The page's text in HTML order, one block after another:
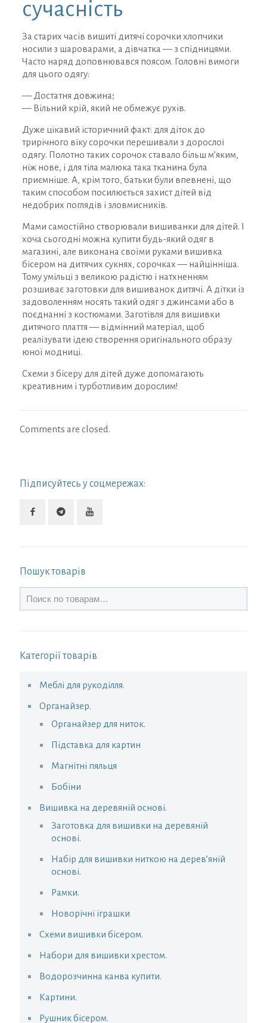
сучасність
За старих часів вишиті дитячі сорочки хлопчики
носили з шароварами, а дівчатка — з спідницями.
Часто наряд доповнювався поясом. Головні вимоги
для цього одягу:
— Достатня довжина;
— Вільний крій, який не обмежує рухів.
Дуже цікавий історичний факт: для діток до
трирічного віку сорочки перешивали з дорослої
одягу. Полотно таких сорочок ставало більш м’яким,
ніж нове, і для тіла малюка така тканина була
приємніше. А, крім того, батьки були впевнені, що
таким способом посилюється захист дітей від
недобрих поглядів і зловмисників.
Мами самостійно створювали вишиванки для дітей. І
хоча сьогодні можна купити будь-який одяг в
магазині, але виконана своїми руками вишивка
бісером на дитячих сукнях, сорочках — найцінніша.
Тому умільці з великою радістю і натхненням
розшиває заготовки для вишиванок дитячі. А дітки із
задоволенням носять такий одяг з джинсами або в
поєднанні з костюмами. Заготівля для вишивки
дитячого плаття — відмінний матеріал, щоб
реалізувати ідею створення оригінального образу
юної модниці.
Схеми з бісеру для дітей дуже допомагають
креативним і турботливим дорослим!
Comments are closed.
Підписуйтесь у соцмережах:
Пошук товарів
Категорії товарів
Меблі для рукоділля.
Органайзер.
Органайзер для ниток.
Підставка для картин
Магнітні пяльця
Бобіни
Вишивка на деревяній основі.
Заготовка для вишивки на деревяній
основі.
Набір для вишивки ниткою на дерев’яній
основі.
Рамки.
Новорічні іграшки
Схеми вишивки бісером.
Набори для вишивки хрестом.
Водорозчинна канва купити.
Картини.
Рушник бісером.